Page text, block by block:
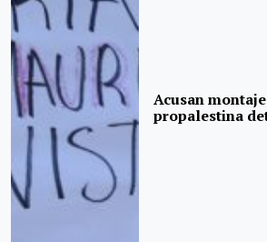
Acusan
propalestina